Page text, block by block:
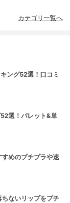
カテゴリ一覧へ
ング52選！口コミ
選！パレット&単
めのプチプラや速
ないリップをプチ